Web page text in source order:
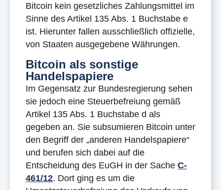
Bitcoin kein gesetzliches Zahlungsmittel im
Sinne des Artikel 135 Abs. 1 Buchstabe e
ist. Hierunter fallen ausschließlich offizielle,
von Staaten ausgegebene Währungen.
Bitcoin als sonstige
Handelspapiere
Im Gegensatz zur Bundesregierung sehen
sie jedoch eine Steuerbefreiung gemäß
Artikel 135 Abs. 1 Buchstabe d als
gegeben an. Sie subsumieren Bitcoin unter
den Begriff der „anderen Handelspapiere“
und berufen sich dabei auf die
Entscheidung des EuGH in der Sache C-
461/12. Dort ging es um die